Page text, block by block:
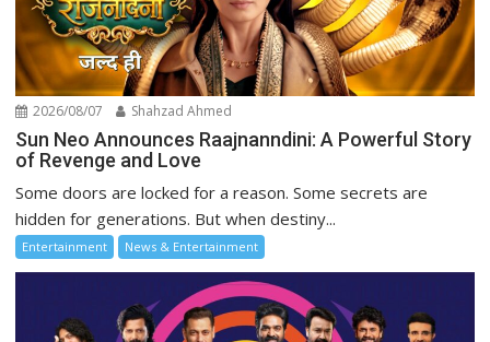
2026/08/07 Shahzad Ahmed
Sun Neo Announces Raajnanndini: A Powerful Story
of Revenge and Love
Some doors are locked for a reason. Some secrets are
hidden for generations. But when destiny...
Entertainment News & Entertainment